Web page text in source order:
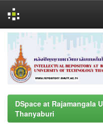
navigation
DSpace at Rajamangala
Thanyaburi